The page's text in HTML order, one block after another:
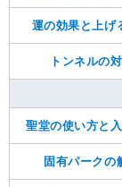
運の効果と上げ
トンネルの
聖堂の使い方と
固有パークの